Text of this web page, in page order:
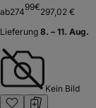
ab27499€297,02 €
Lieferung 8. – 11. Aug.
Kein Bild